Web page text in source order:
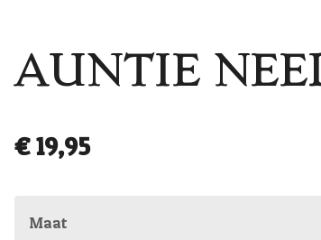
AUNTIE
€ 19,95
Maat